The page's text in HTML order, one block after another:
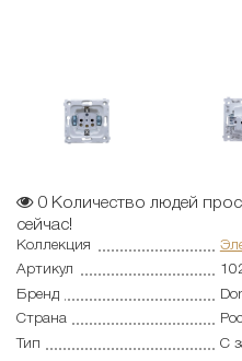
0 Количество людей
сейчас!
Коллекция
Артикул
Бренд
Страна
Тип
С